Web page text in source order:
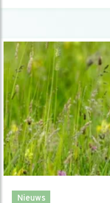
Nieuws